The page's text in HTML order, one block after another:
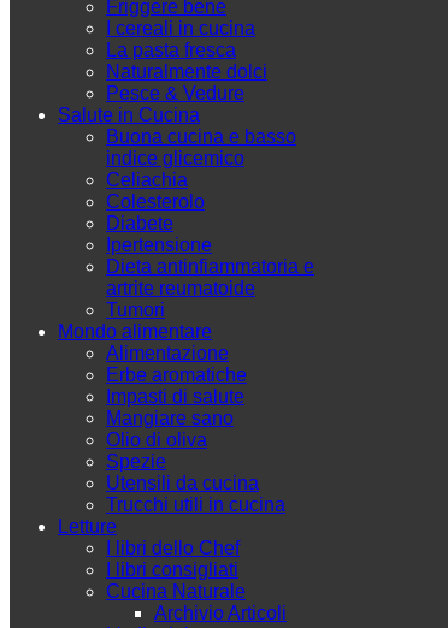
Friggere bene
I cereali in cucina
La pasta fresca
Naturalmente dolci
Pesce & Vedure
Salute in Cucina
Buona cucina e basso
indice glicemico
Celiachia
Colesterolo
Diabete
Ipertensione
Dieta antinfiammatoria e
artrite reumatoide
Tumori
Mondo alimentare
Alimentazione
Erbe aromatiche
Impasti di salute
Mangiare sano
Olio di oliva
Spezie
Utensili da cucina
Trucchi utili in cucina
Letture
I libri dello Chef
I libri consigliati
Cucina Naturale
Archivio Articoli